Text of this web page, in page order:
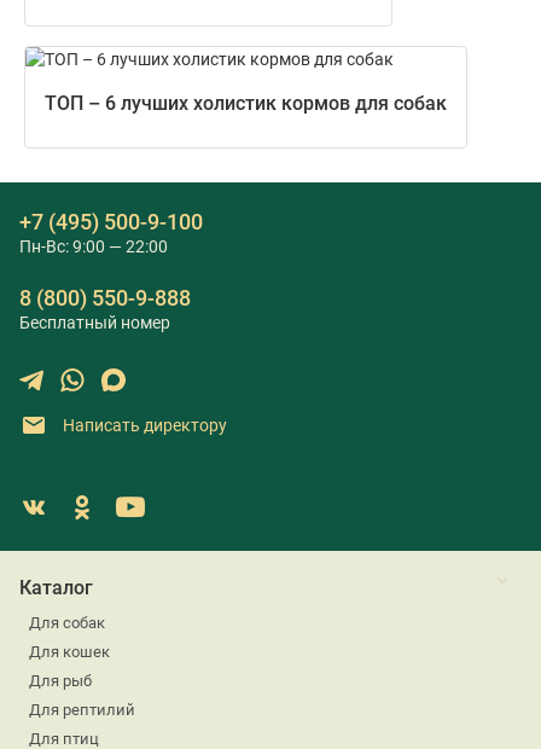
ТОП – 6 лучших холистик кормов для собак
+7 (495) 500-9-100
Пн-Вс: 9:00 — 22:00
8 (800) 550-9-888
Бесплатный номер
Написать директору
Каталог
Для собак
Для кошек
Для рыб
Для рептилий
Для птиц